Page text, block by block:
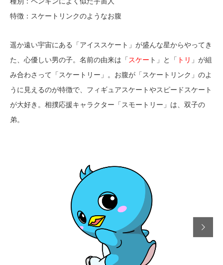
特徴：スケートリンクのようなお腹
遥か遠い宇宙にある「アイススケート」が盛んな星からやってき
た、心優しい男の子。名前の由来は「スケー ト」と「 トリ 」が組
み合わさって「スケートリー」。お腹が「スケートリンク」のよ
うに見えるのが特徴で、フィギュアスケートやスピードスケート
が大好き。相撲応援キャラクター「スモートリー」は、双子の
弟。
